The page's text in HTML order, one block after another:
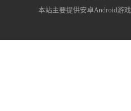
本站主要提供安卓Android游